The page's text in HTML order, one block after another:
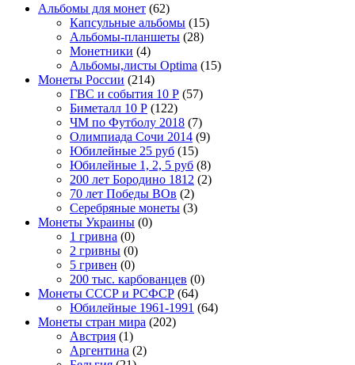
Альбомы для монет (62)
Капсульные альбомы (15)
Альбомы-планшеты (28)
Монетники (4)
Альбомы,листы Optima (15)
Монеты России (214)
ГВС и события 10 Р (57)
Биметалл 10 Р (122)
ЧМ по Футболу 2018 (7)
Олимпиада Сочи 2014 (9)
Юбилейные 25 руб (15)
Юбилейные 1, 2, 5 руб (8)
200 лет Бородино 1812 (2)
70 лет Победы ВОв (2)
Серебряные монеты (3)
Монеты Украины (0)
1 гривна (0)
2 гривны (0)
5 гривен (0)
200 тыс. карбованцев (0)
Монеты СССР и РСФСР (64)
Юбилейные 1961-1991 (64)
Монеты стран мира (202)
Австрия (1)
Аргентина (2)